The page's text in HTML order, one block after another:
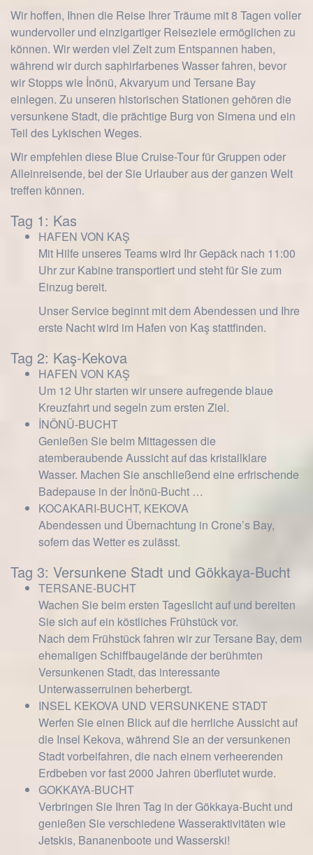
Wir hoffen, Ihnen die Reise Ihrer Träume mit 8 Tagen voller
wundervoller und einzigartiger Reiseziele ermöglichen zu
können. Wir werden viel Zeit zum Entspannen haben,
während wir durch saphirfarbenes Wasser fahren, bevor
wir Stopps wie İnönü, Akvaryum und Tersane Bay
einlegen. Zu unseren historischen Stationen gehören die
versunkene Stadt, die prächtige Burg von Simena und ein
Teil des Lykischen Weges.
Wir empfehlen diese Blue Cruise-Tour für Gruppen oder
Alleinreisende, bei der Sie Urlauber aus der ganzen Welt
treffen können.
Tag 1: Kas
HAFEN VON KAŞ
Mit Hilfe unseres Teams wird Ihr Gepäck nach 11:00
Uhr zur Kabine transportiert und steht für Sie zum
Einzug bereit.
Unser Service beginnt mit dem Abendessen und Ihre
erste Nacht wird im Hafen von Kaş stattfinden.
Tag 2: Kaş-Kekova
HAFEN VON KAŞ
Um 12 Uhr starten wir unsere aufregende blaue
Kreuzfahrt und segeln zum ersten Ziel.
İNÖNÜ-BUCHT
Genießen Sie beim Mittagessen die
atemberaubende Aussicht auf das kristallklare
Wasser. Machen Sie anschließend eine erfrischende
Badepause in der İnönü-Bucht …
KOCAKARI-BUCHT, KEKOVA
Abendessen und Übernachtung in Crone’s Bay,
sofern das Wetter es zulässt.
Tag 3: Versunkene Stadt und Gökkaya-Bucht
TERSANE-BUCHT
Wachen Sie beim ersten Tageslicht auf und bereiten
Sie sich auf ein köstliches Frühstück vor.
Nach dem Frühstück fahren wir zur Tersane Bay, dem
ehemaligen Schiffbaugelände der berühmten
Versunkenen Stadt, das interessante
Unterwasserruinen beherbergt.
INSEL KEKOVA UND VERSUNKENE STADT
Werfen Sie einen Blick auf die herrliche Aussicht auf
die Insel Kekova, während Sie an der versunkenen
Stadt vorbeifahren, die nach einem verheerenden
Erdbeben vor fast 2000 Jahren überflutet wurde.
GOKKAYA-BUCHT
Verbringen Sie Ihren Tag in der Gökkaya-Bucht und
genießen Sie verschiedene Wasseraktivitäten wie
Jetskis, Bananenboote und Wasserski!